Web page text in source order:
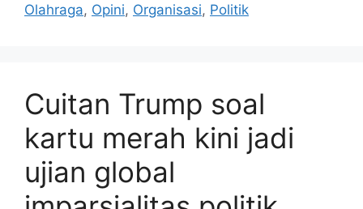
Olahraga, Opini, Organisasi, Politik
Cuitan Trump soal
kartu merah kini jadi
ujian global